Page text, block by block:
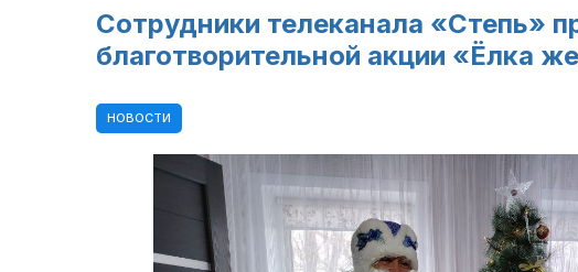
Сотрудники телеканала «Степь»
благотворительной акции «Ёлка
НОВОСТИ